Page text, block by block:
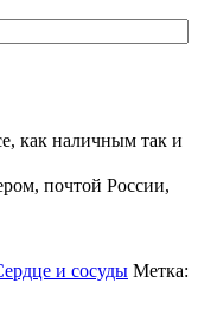
как наличным так и
почтой России,
и сосуды Метка: